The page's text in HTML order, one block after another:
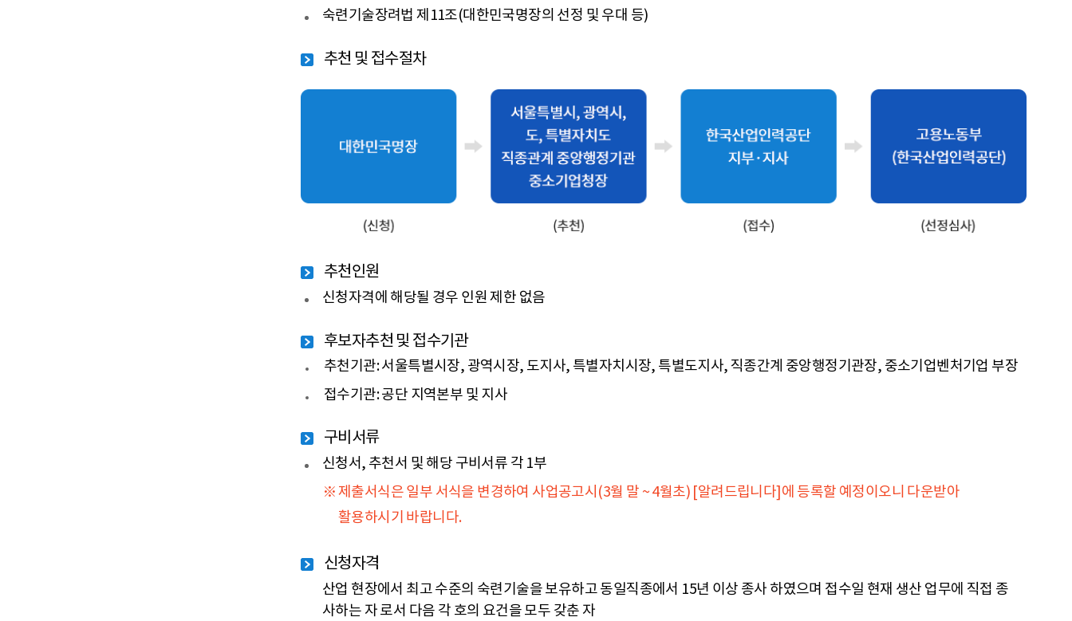
숙련기술장려법 제11조(대한민국명장의 선정 및 우대 등)
추천 및 접수절차
(추천)서울특별시, 광역시, 도, 특별자치도 직종관계 중앙행정기관 중소기업청장
(접수)한국산업인력공단 지부·지사
(선정심사)
고용노동부(한국산업인력공단)
추천인원
신청자격에 해당될 경우 인원 제한 없음
후보자추천 및 접수기관
추천기관: 서울특별시장, 광역시장, 도지사, 특별자치시장, 특별도지사, 직종간계 중앙행정기관장, 중소기업벤처기업 부장
접수기관: 공단 지역본부 및 지사
구비서류
신청서, 추천서 및 해당 구비서류 각 1부
제출서식은 일부 서식을 변경하여 사업공고시(3월 말 ~ 4월초) [알려드립니다]에 등록할 예정이오니 다운받아
활용하시기 바랍니다.
신청자격
산업 현장에서 최고 수준의 숙련기술을 보유하고 동일직종에서 15년 이상 종사 하였으며 접수일 현재 생산 업무에 직접 종
사하는 자 로서 다음 각 호의 요건을 모두 갖춘 자